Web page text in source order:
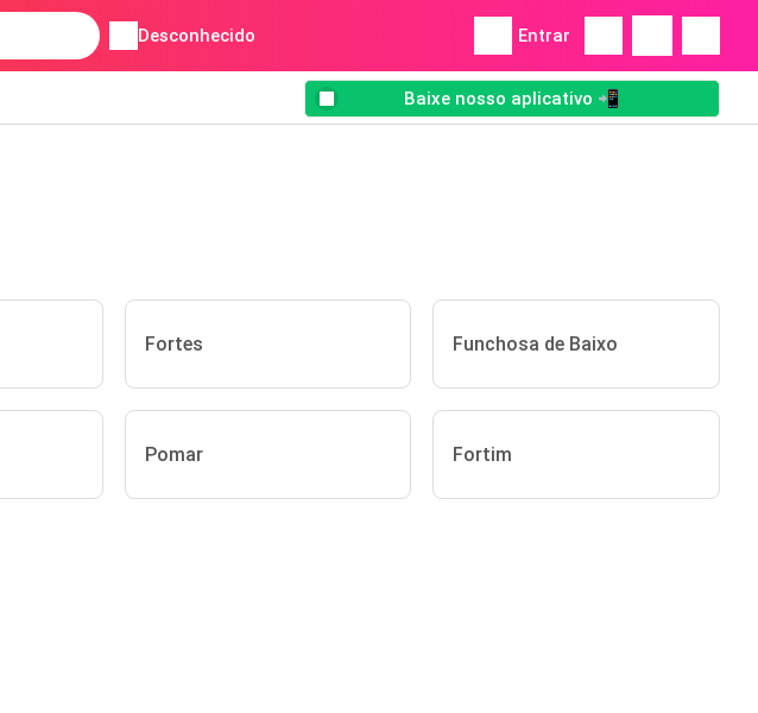
Desconhecido Entrar
Baixe nosso aplicativo 📲
Fortes Funchosa de Baixo
Pomar Fortim